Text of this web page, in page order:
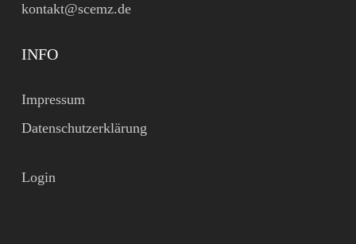
kontakt@scemz.de
INFO
Impressum
Datenschutzerklärung
Login